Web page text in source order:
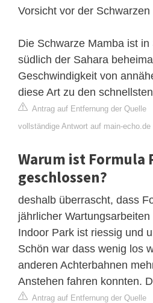
Vorsicht vor der Schwarzen
Die Schwarze Mamba ist
südlich der Sahara
Geschwindigkeit von
diese Art zu den
Antrag auf Entfernung der Quelle
vollständige Antwort auf main-echo.de
Warum ist Formula
geschlossen?
deshalb überrascht, dass
jährlicher
Indoor Park ist riessig und
Schön war dass wenig los
anderen Achterbahnen
Anstehen fahren konnten.
Antrag auf Entfernung der Quelle